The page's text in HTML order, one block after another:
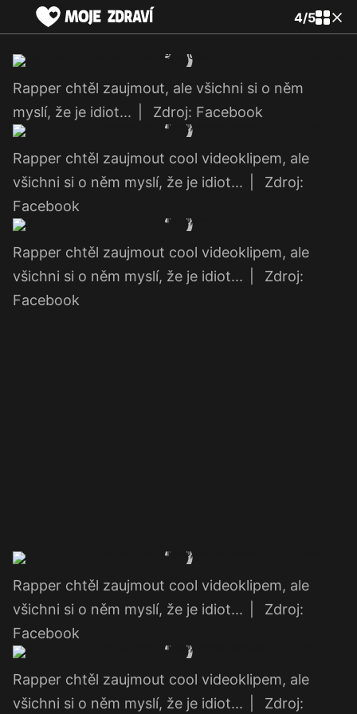
4/5
Rapper chtěl zaujmout, ale všichni si o něm
myslí, že je idiot...
Zdroj: Facebook
Rapper chtěl zaujmout cool videoklipem, ale
všichni si o něm myslí, že je idiot...
Zdroj:
Facebook
Rapper chtěl zaujmout cool videoklipem, ale
všichni si o něm myslí, že je idiot...
Zdroj:
Facebook
Rapper chtěl zaujmout cool videoklipem, ale
všichni si o něm myslí, že je idiot...
Zdroj:
Facebook
Rapper chtěl zaujmout cool videoklipem, ale
všichni si o něm myslí, že je idiot...
Zdroj: